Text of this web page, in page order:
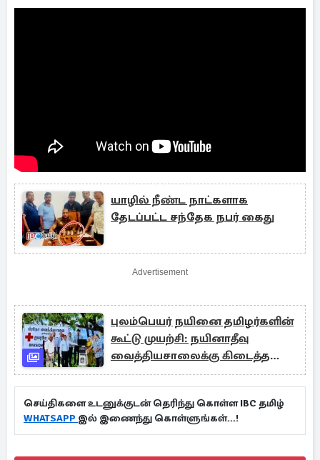
யாழில் நீண்ட நாட்களாக
தேடப்பட்ட சந்தேக நபர் கைது
Advertisement
புலம்பெயர் நயினை தமிழர்களின்
கூட்டு முயற்சி: நயினாதீவு
வைத்தியசாலைக்கு கிடைத்த
சாதனம்
செய்திகளை உடனுக்குடன் தெரிந்து கொள்ள IBC தமிழ்
WHATSAPP இல் இணைந்து கொள்ளுங்கள்...!